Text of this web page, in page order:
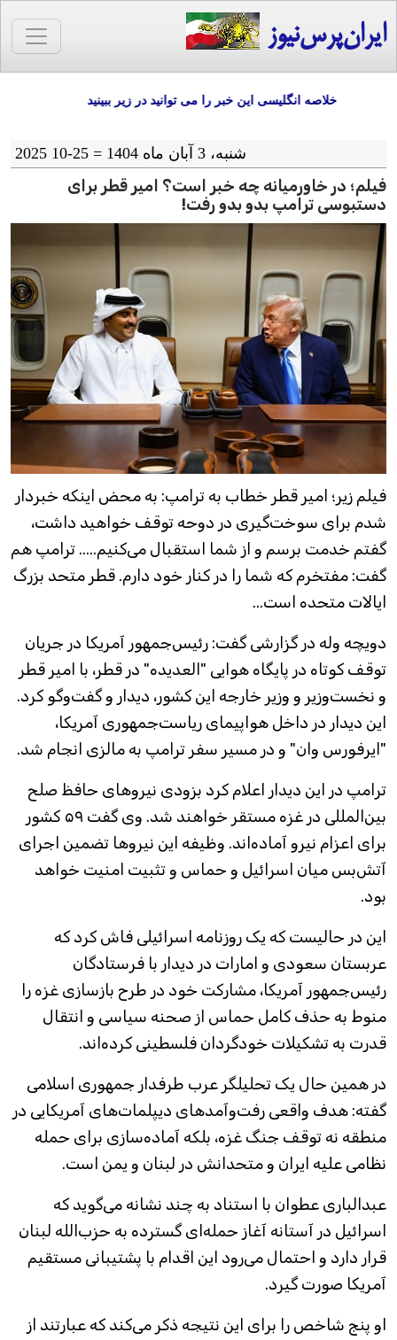
ایران‌پرس‌نیوز
خلاصه انگلیسی این خبر را می توانید در زیر ببینید
شنبه، 3 آبان ماه 1404 = 25-10 2025
فیلم؛ در خاورمیانه چه خبر است؟ امیر قطر برای
دستبوسی ترامپ بدو بدو رفت!
فیلم زیر؛ امیر قطر خطاب به ترامپ: به محض اینکه خبردار
شدم برای سوخت‌گیری در دوحه توقف خواهید داشت،
گفتم خدمت برسم و از شما استقبال می‌کنیم..... ترامپ هم
گفت: مفتخرم که شما را در کنار خود دارم. قطر متحد بزرگ
ایالات متحده است...
دویچه وله در گزارشی گفت: رئیس‌جمهور آمریکا در جریان
توقف کوتاه در پایگاه هوایی "العدیده" در قطر، با امیر قطر
و نخست‌وزیر و وزیر خارجه این کشور، دیدار و گفت‌وگو کرد.
این دیدار در داخل هواپیمای ریاست‌جمهوری آمریکا،
"ایرفورس وان" و در مسیر سفر ترامپ به مالزی انجام شد.
ترامپ در این دیدار اعلام کرد بزودی نیروهای حافظ صلح
بین‌المللی در غزه مستقر خواهند شد. وی گفت ۵۹ کشور
برای اعزام نیرو آماده‌اند. وظیفه این نیروها تضمین اجرای
آتش‌بس میان اسرائیل و حماس و تثبیت امنیت خواهد
بود.
این در حالیست که یک روزنامه اسرائیلی فاش کرد که
عربستان سعودی و امارات در دیدار با فرستادگان
رئیس‌جمهور آمریکا، مشارکت خود در طرح بازسازی غزه را
منوط به حذف کامل حماس از صحنه سیاسی و انتقال
قدرت به تشکیلات خودگردان فلسطینی کرده‌اند.
در همین حال یک تحلیلگر عرب طرفدار جمهوری اسلامی
گفته: هدف واقعی رفت‌وآمدهای دیپلمات‌های آمریکایی در
منطقه نه توقف جنگ غزه، بلکه آماده‌سازی برای حمله
نظامی علیه ایران و متحدانش در لبنان و یمن است.
عبدالباری عطوان با استناد به چند نشانه می‌گوید که
اسرائیل در آستانه آغاز حمله‌ای گسترده به حزب‌الله لبنان
قرار دارد و احتمال می‌رود این اقدام با پشتیبانی مستقیم
آمریکا صورت گیرد.
او پنج شاخص را برای این نتیجه ذکر می‌کند که عبارتند از